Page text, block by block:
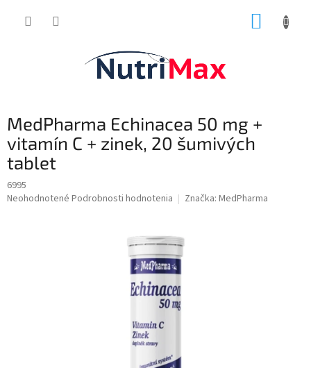
MedPharma Echinacea 50 mg +
vitamín C + zinek, 20 šumivých
tablet
6995
Priemerné
Neohodnotené Podrobnosti hodnotenia Značka: MedPharma